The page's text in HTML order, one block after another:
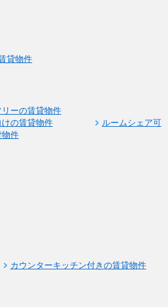
貸物件
ーの賃貸物件
の賃貸物件
ルームシェア可
物件
カウンターキッチン付きの賃貸物件